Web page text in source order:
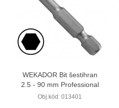
WEKADOR Bit šestihran
2.5 - 90 mm Professional
Obj.kód: 013401